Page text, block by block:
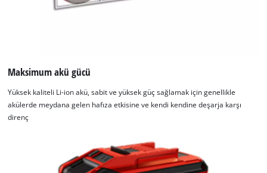
Maksimum akü gücü
Yüksek kaliteli Li-ion akü, sabit ve yüksek güç sağlamak için genellikle
akülerde meydana gelen hafıza etkisine ve kendi kendine deşarja karşı
direnç